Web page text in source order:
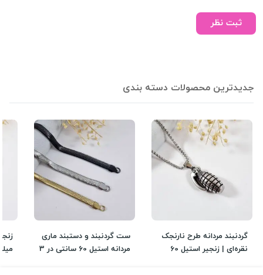
ثبت نظر
جدیدترین محصولات دسته بندی
گردنبند مردانه طرح نارنجک
نقره‌ای | زنجیر استیل 60
ست گردنبند و دستبند ماری
مردانه استیل 60 سانتی در 3